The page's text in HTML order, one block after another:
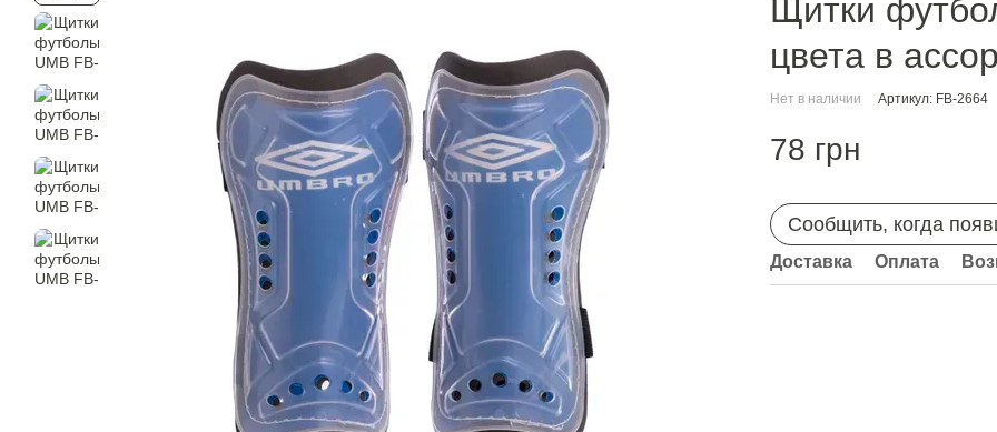
Щитки
цвета в
Нет в наличии Артикул: FB-2664
78 грн
Сообщить, когда
Доставка Оплата